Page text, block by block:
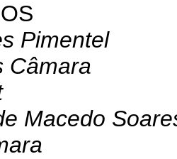
Pimentel
Câmara
Macedo